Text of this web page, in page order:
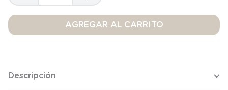
AGREGAR AL CARRITO
Descripción